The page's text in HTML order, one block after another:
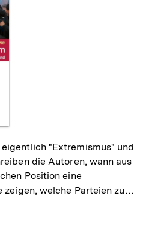
"Extremismus" und
die Autoren, wann aus
Position eine
zeigen, welche Parteien zu…